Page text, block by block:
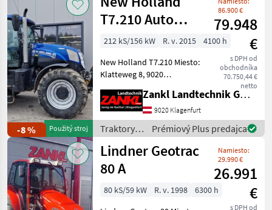
-8 % Použitý stroj
T7.210 Auto
Command
86.900 €
79.948
€
s DPH od
obchodníka
70.750,44 €
netto
212 kS/156 kW R. v. 2015
4100 h
New Holland T7.210 Miesto:
Klatteweg 8, 9020
2015 - cca 4 100
prevádzkových hodín - 212
PS – šesťvalcový motor -
Kabína s klimatizáciou a
Zankl Landtechnik GmbH
9020 Klagenfurt
Traktory /
New
Holland
Prémiový Plus predajca
Lindner Geotrac
80 A
Namiesto:
29.990 €
26.991
€
s DPH od
80 kS/59 kW R. v. 1998
6300 h